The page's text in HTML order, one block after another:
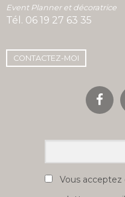
Event Planner et décoratrice
Tél. 06 19 27 63 35
CONTACTEZ-MOI
Vous acceptez